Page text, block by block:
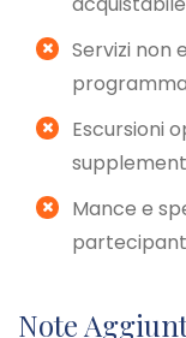
Servizi non
Escursioni
Mance e
Note